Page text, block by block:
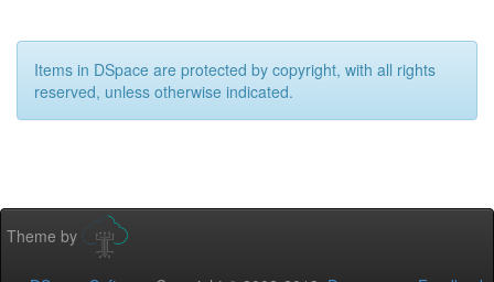
Items in DSpace are protected by copyright, with all rights
reserved, unless otherwise indicated.
Theme by